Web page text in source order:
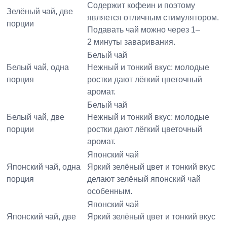
Зелёный чай, две
порции
Содержит кофеин и поэтому
является отличным стимулятором.
Подавать чай можно через 1–
2 минуты заваривания.
Белый чай, одна
порция
Белый чай
Нежный и тонкий вкус: молодые
ростки дают лёгкий цветочный
аромат.
Белый чай, две
порции
Белый чай
Нежный и тонкий вкус: молодые
ростки дают лёгкий цветочный
аромат.
Японский чай, одна
порция
Японский чай
Яркий зелёный цвет и тонкий вкус
делают зелёный японский чай
особенным.
Японский чай, две
Японский чай
Яркий зелёный цвет и тонкий вкус